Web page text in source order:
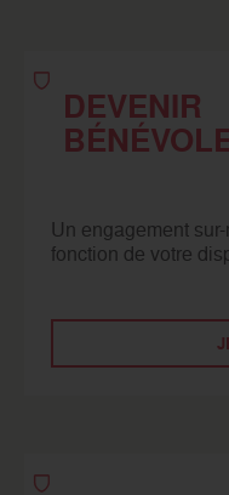
DEVENIR
Un engagement
fonction de votre